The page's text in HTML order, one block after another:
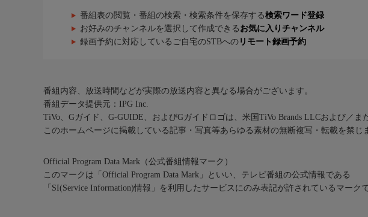
番組表の閲覧・番組の検索・検索条件を保存する検索ワード登録
お好みのチャンネルを選択して作成できる お気に入りチャンネル
録画予約に対応しているご自宅のSTBへの リモート録画予約
番組内容、放送時間などが実際の放送内容と異なる場合がございます。
番組データ提供元：IPG Inc.
TiVo、Gガイド、G-GUIDE、およびGガイドロゴは、米国TiVo Brands LLCおよび／
このホームページに掲載している記事・写真等あらゆる素材の無断複写・転載を禁じ
Official Program Data Mark（公式番組情報マーク）
このマークは「Official Program Data Mark」といい、テレビ番組の公式情報である
「SI(Service Information)情報」を利用したサービスにのみ表記が許されているマークで